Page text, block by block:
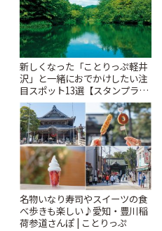
新しくなった「ことりっぷ軽井
沢」と一緒におでかけしたい注
目スポット13選【スタンプラリ
ー開催中】 | ことりっぷ
名物いなり寿司やスイーツの食
べ歩きも楽しい♪愛知・豊川稲
荷参道さんぽ | ことりっぷ